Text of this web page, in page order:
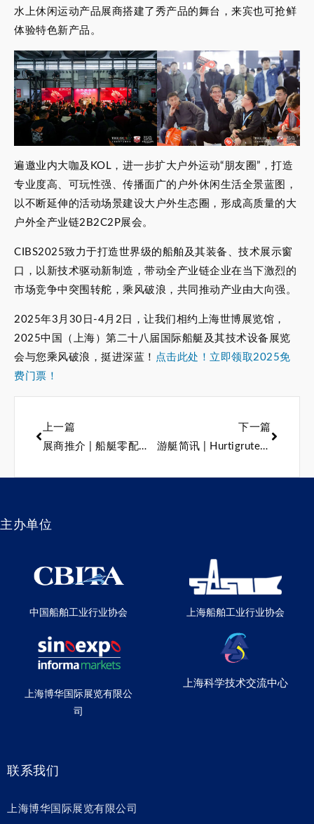
水上休闲运动产品展商搭建了秀产品的舞台，来宾也可抢鲜
体验特色新产品。
遍邀业内大咖及KOL，进一步扩大户外运动“朋友圈”，打造
专业度高、可玩性强、传播面广的户外休闲生活全景蓝图，
以不断延伸的活动场景建设大户外生态圈，形成高质量的大
户外全产业链2B2C2P展会。
CIBS2025致力于打造世界级的船舶及其装备、技术展示窗
口，以新技术驱动新制造，带动全产业链企业在当下激烈的
市场竞争中突围转舵，乘风破浪，共同推动产业由大向强。
2025年3月30日-4月2日，让我们相约上海世博展览馆，
2025中国（上海）第二十八届国际船艇及其技术设备展览
会与您乘风破浪，挺进深蓝！ 点击此处！立即领取2025免
费门票！
上一篇
展商推介 | 船艇零配件展商再度上新，探索自由航行的隐形力量
下一篇
游艇简讯 | Hurtigruten公布其零排放游轮最新计划
主办单位
中国船舶工业行业协会
上海博华国际展览有限公
司
上海船舶工业行业协会
上海科学技术交流中心
联系我们
上海博华国际展览有限公司